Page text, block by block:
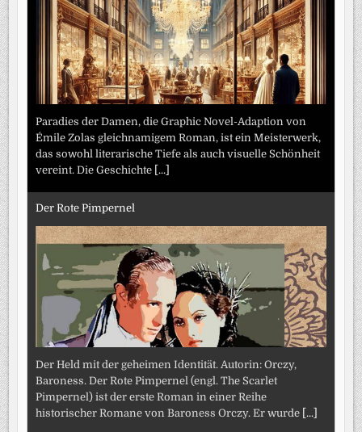
Paradies der Damen, die Graphic Novel-Adaption von
Émile Zolas gleichnamigem Roman, ist ein Meisterwerk,
das sowohl literarische Tiefe als auch visuelle Schönheit
vereint. Die Geschichte [...]
Der Rote Pimpernel
Der Held mit der geheimen Identität. Autorin: Orczy,
Baroness. Der Rote Pimpernel (engl. The Scarlet
Pimpernel) ist der erste Roman in einer Reihe
historischer Romane von Baroness Orczy. Er wurde [...]